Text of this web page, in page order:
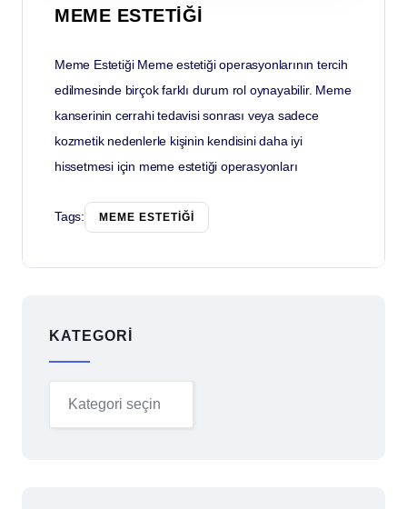
MEME ESTETİĞİ
Meme Estetiği Meme estetiği operasyonlarının tercih
edilmesinde birçok farklı durum rol oynayabilir. Meme
kanserinin cerrahi tedavisi sonrası veya sadece
kozmetik nedenlerle kişinin kendisini daha iyi
hissetmesi için meme estetiği operasyonları
Tags: MEME ESTETİĞİ
KATEGORI